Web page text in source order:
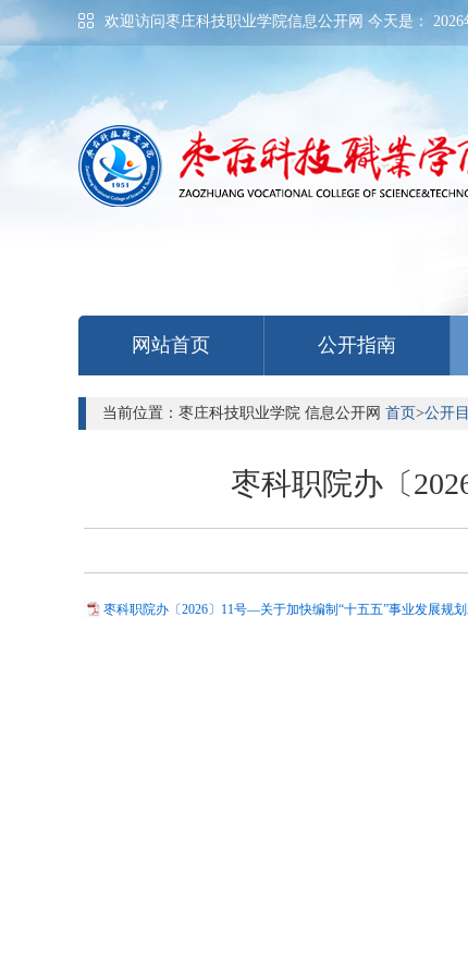
欢迎访问枣庄科技职业学院信息公开网 今天是：
网站首页 公开指南
当前位置：枣庄科技职业学院 信息公开网 首页>公开
枣科职院办〔
枣科职院办〔2026〕11号—关于加快编制“十五五”事业发展规